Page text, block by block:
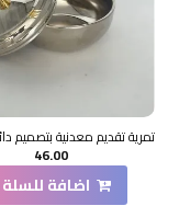
46.00
اضافة للسلة